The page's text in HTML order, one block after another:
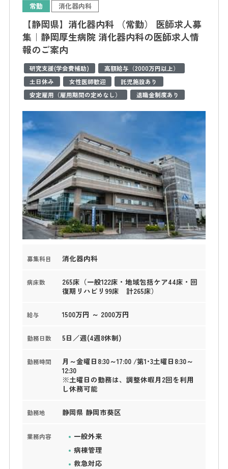
常勤 消化器内科
【静岡県】消化器内科 （常勤） 医師求人募
集｜静岡厚生病院 消化器内科の医師求人情
報のご案内
研究支援(学会費補助)
高額給与（2000万円以上）
土日休み
女性医師歓迎
託児施設あり
安定雇用（雇用期間の定めなし）
退職金制度あり
募集科目 消化器内科
病床数
265床（一般122床・地域包括ケア44床・回
復期リハビリ99床 計265床）
給与 1500万円 ～ 2000万円
勤務日数 5日／週(4週8休制)
勤務時間
月～金曜日8:30～17:00 /第1･3土曜日8:30～
12:30
※土曜日の勤務は、調整休暇月2回を利用
し休務可能
勤務地 静岡県 静岡市葵区
業務内容
一般外来
病棟管理
救急対応